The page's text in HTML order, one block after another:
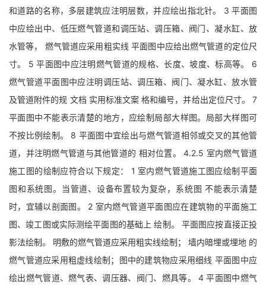
和道路的名称，多层建筑应注明层数，并应绘出指北针。 3 平面图
中应绘出中、低压燃气管道和调压站、调压箱、阀门、凝水缸、放
水管等， 燃气管道应采用粗实线 平面图中应给出燃气管道的定位尺
寸。 5 平面图中应注明燃气管道的规格、长度、坡度、标高等。 6
燃气管道平面图中应注明调压站、调压箱、阀门、凝水缸、放水管
及管道附件的规 文档 实用标准文案 格和编号，并给出定位尺寸。 7
平面图中不能表示清楚的地方，应绘制局部大样图。局部大样图可
不按比例绘制。 8 平面图中宜绘出与燃气管道相邻或交叉的其他管
道，并注明燃气管道与其他管道的 相对位置。 4.2.5 室内燃气管道
施工图的绘制应符合以下规定： 1 室内燃气管道施工图应绘制平面
图和系统图。当管道、设备布置较为复杂，系统图 不能表示清楚
时，宜辅以剖面图。 2 室内燃气管道平面图应在建筑物的平面施工
图、竣工图或实际测绘平面图的基础上 绘制。 平面图应按直接正投
影法绘制。 明敷的燃气管道应采用粗实线绘制； 墙内暗埋或埋地 的
燃气管道应采用粗虚线绘制；图中的建筑物应采用细线 平面图中应
绘出燃气管道、燃气表、调压器、阀门、燃具等。 4 平面图中燃气